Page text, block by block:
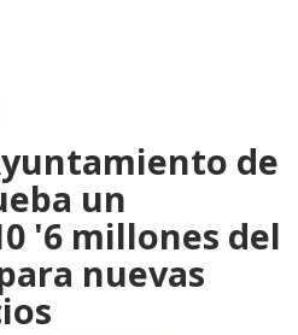
de
un
'6 millones del
nuevas